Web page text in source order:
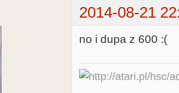
2014-08-21
no i dupa z 600 :(